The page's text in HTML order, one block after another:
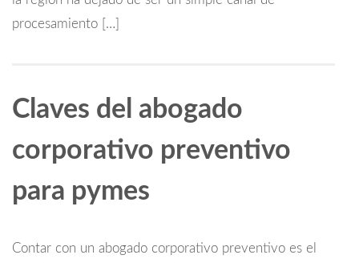
procesamiento […]
Claves del abogado
corporativo preventivo
para pymes
Contar con un abogado corporativo preventivo es el